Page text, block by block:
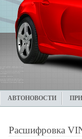
АВТОНОВОСТИ
Расшифровка